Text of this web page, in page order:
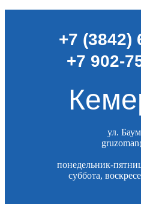
+7 (3842)
+7 902-
ул.
понедельник-
суббота,